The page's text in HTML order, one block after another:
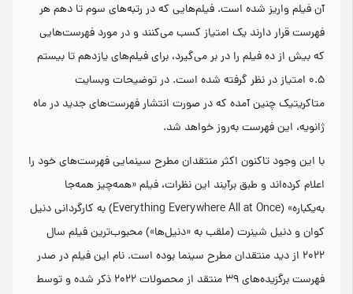
آن فیلم واریز شده است. فیلم‌هایی که در رتبه‌های سوم تا دهم هر
فهرست قرار دارند یک امتیاز کسب می‌کنند و در مورد فهرست‌هایی
که بیش از ده فیلم را در بر می‌گیرد، برای فیلم‌های یازدهم تا بیستم
۰.۵ امتیاز در نظر گرفته شده است. در توضیحات وبسایت
متاکریتیک چنین آمده که در صورت انتشار فهرست‌های جدید در ماه
ژانویه، این فهرست به‌روز خواهد شد.
با این وجود تاکنون اکثر منتقدان مطرح سینمایی فهرست‌های خود را
اعلام کرده‌اند و طبق برآیند این نظرات، فیلم «همه‌چیز همه‌جا
به‌یکباره» (Everything Everywhere All at Once) به کارگردانی دنیل
کوان و دنیل شینرت (ملقب به «دنیل‌ها») محبوب‌ترین فیلم سال
۲۰۲۲ از دید منتقدان مطرح سینما بوده است. نام این فیلم در صدر
فهرست برگزیده‌های ۳۹ منتقد از محصولات ۲۰۲۲ ذکر شده و توسط